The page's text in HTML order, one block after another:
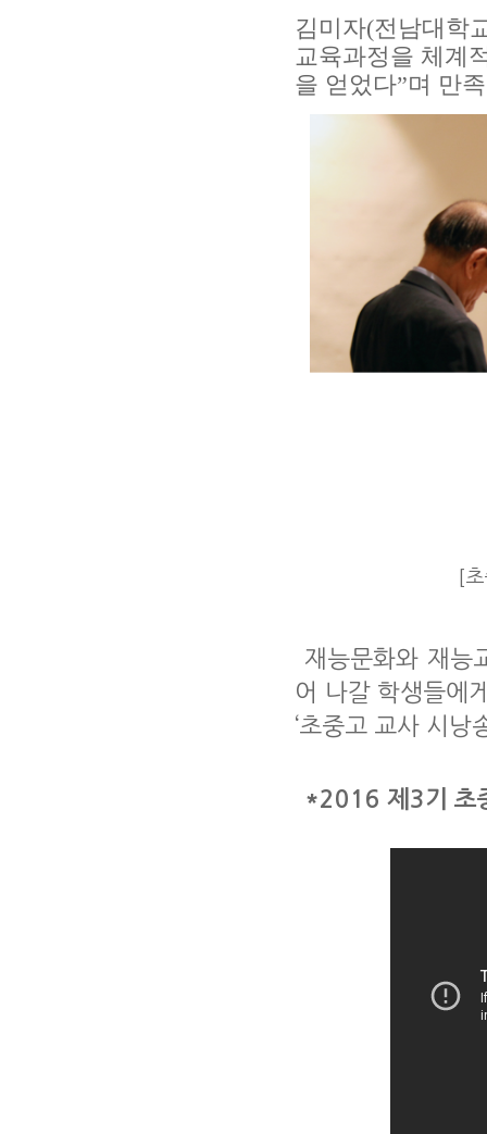
김미자(전남대학
교육과정을 체계
을 얻었다”며 만
[
재능문화와 재능
어 나갈 학생들에
‘초중고 교사 시낭
*2016 제 3기 초